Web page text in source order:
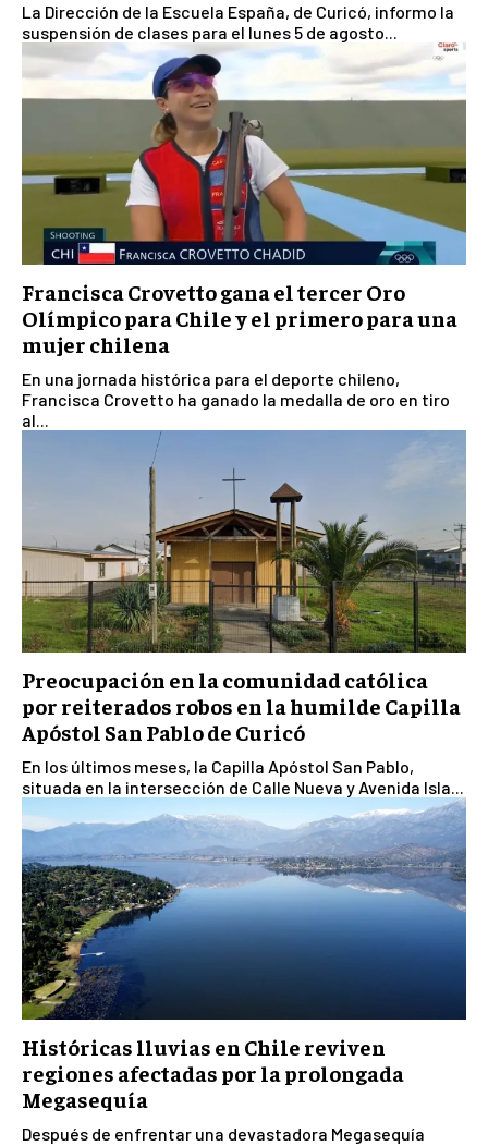
La Dirección de la Escuela España, de Curicó, informo la
suspensión de clases para el lunes 5 de agosto...
Francisca Crovetto gana el tercer Oro
Olímpico para Chile y el primero para una
mujer chilena
En una jornada histórica para el deporte chileno,
Francisca Crovetto ha ganado la medalla de oro en tiro
al...
Preocupación en la comunidad católica
por reiterados robos en la humilde Capilla
Apóstol San Pablo de Curicó
En los últimos meses, la Capilla Apóstol San Pablo,
situada en la intersección de Calle Nueva y Avenida Isla...
Históricas lluvias en Chile reviven
regiones afectadas por la prolongada
Megasequía
Después de enfrentar una devastadora Megasequía